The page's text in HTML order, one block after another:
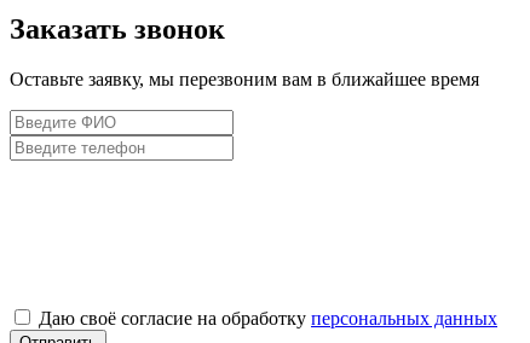
Заказать звонок
Оставьте заявку, мы перезвоним вам в ближайшее время
Даю своё согласие на обработку персональных данных